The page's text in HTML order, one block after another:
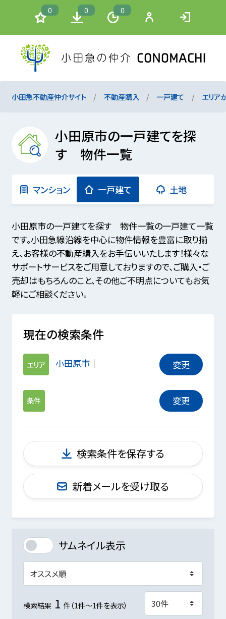
0 0 0
小田急不動産仲介サイト 不動産購入 一戸建て エリア
小田原市の一戸建てを探
す 物件一覧
マンション 一戸建て 土地
小田原市の一戸建てを探す 物件一覧の一戸建て一覧
です。小田急線沿線を中心に物件情報を豊富に取り揃
え、お客様の不動産購入をお手伝いいたします！様々な
サポートサービスをご用意しておりますので、ご購入・ご
売却はもちろんのこと、その他ご不明点についてもお気
軽にご相談ください。
現在の検索条件
エリア 小田原市 変更
条件 変更
検索条件を保存する
新着メールを受け取る
サムネイル表示
検索結果 1 件（1件～1件を表示）